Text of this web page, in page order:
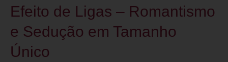
Efeito de Ligas – Romantismo
e Sedução em Tamanho
Único